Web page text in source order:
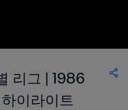
리그 | 1986
이라이트